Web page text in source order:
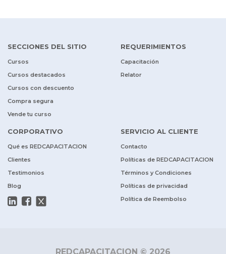
SECCIONES DEL SITIO
Cursos
Cursos destacados
Cursos con descuento
Compra segura
Vende tu curso
REQUERIMIENTOS
Capacitación
Relator
CORPORATIVO
Qué es REDCAPACITACION
Clientes
Testimonios
Blog
SERVICIO AL CLIENTE
Contacto
Políticas de REDCAPACITACION
Términos y Condiciones
Políticas de privacidad
Política de Reembolso
REDCAPACITACION © 2026